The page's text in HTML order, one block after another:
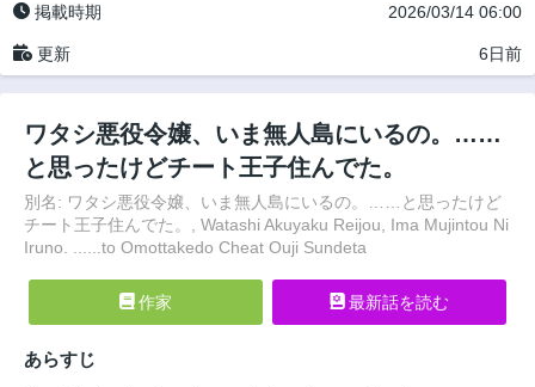
掲載時期 2026/03/14 06:00
更新 6日前
ワタシ悪役令嬢、いま無人島にいるの。……
と思ったけどチート王子住んでた。
別名: ワタシ悪役令嬢、いま無人島にいるの。……と思ったけど
チート王子住んでた。, Watashi Akuyaku Reijou, Ima Mujintou Ni
Iruno. ......to Omottakedo Cheat Ouji Sundeta
作家 最新話を読む
あらすじ